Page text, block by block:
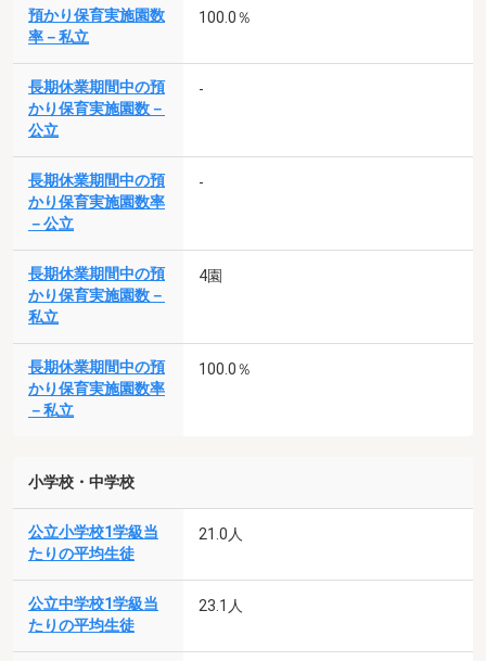
預かり保育実施園数
率－私立
100.0％
長期休業期間中の預
かり保育実施園数－
公立
-
長期休業期間中の預
かり保育実施園数率
－公立
-
長期休業期間中の預
かり保育実施園数－
私立
4園
長期休業期間中の預
かり保育実施園数率
－私立
100.0％
小学校・中学校
公立小学校1学級当
たりの平均生徒
21.0人
公立中学校1学級当
たりの平均生徒
23.1人